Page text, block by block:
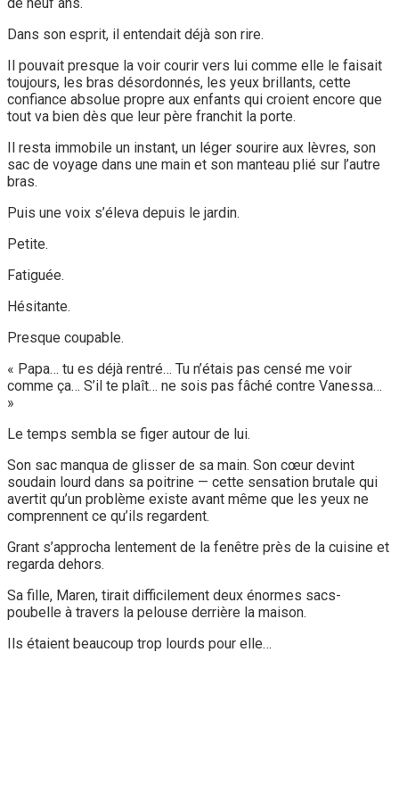
Dans son esprit, il entendait déjà son rire.
Il pouvait presque la voir courir vers lui comme elle le faisait
toujours, les bras désordonnés, les yeux brillants, cette
confiance absolue propre aux enfants qui croient encore que
tout va bien dès que leur père franchit la porte.
Il resta immobile un instant, un léger sourire aux lèvres, son
sac de voyage dans une main et son manteau plié sur l’autre
bras.
Puis une voix s’éleva depuis le jardin.
Petite.
Fatiguée.
Hésitante.
Presque coupable.
« Papa… tu es déjà rentré… Tu n’étais pas censé me voir
comme ça… S’il te plaît… ne sois pas fâché contre Vanessa…
»
Le temps sembla se figer autour de lui.
Son sac manqua de glisser de sa main. Son cœur devint
soudain lourd dans sa poitrine — cette sensation brutale qui
avertit qu’un problème existe avant même que les yeux ne
comprennent ce qu’ils regardent.
Grant s’approcha lentement de la fenêtre près de la cuisine et
regarda dehors.
Sa fille, Maren, tirait difficilement deux énormes sacs-
poubelle à travers la pelouse derrière la maison.
Ils étaient beaucoup trop lourds pour elle…